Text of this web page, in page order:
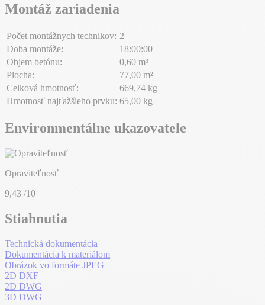
Montáž zariadenia
Počet montážnych technikov: 2
Doba montáže:
18:00:00
Objem betónu:
0,60 m³
Plocha:
77,00 m²
Celková hmotnosť:
669,74 kg
Hmotnosť najťažšieho prvku: 65,00 kg
Environmentálne ukazovatele
Opraviteľnosť
9,43 /10
Stiahnutia
Technická dokumentácia
Dokumentácia k materiálom
Obrázok vo formáte JPEG
2D DXF
2D DWG
3D DWG